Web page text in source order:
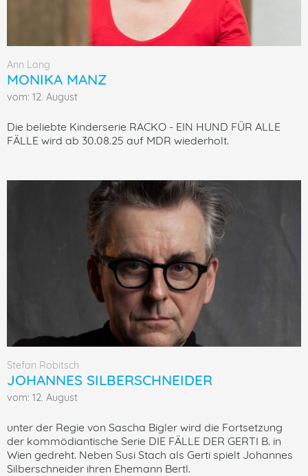
Ann Lang
MONIKA MANZ
vom: 12. August
Die beliebte Kinderserie RACKO - EIN HUND FÜR ALLE
FÄLLE wird ab 30.08.25 auf MDR wiederholt.
Stefan Robitsch
JOHANNES SILBERSCHNEIDER
vom: 12. August
unter der Regie von Sascha Bigler wird die Fortsetzung
der kommödiantische Serie DIE FÄLLE DER GERTI B. in
Wien gedreht. Neben Susi Stach als Gerti spielt Johannes
Silberschneider ihren Ehemann Bertl.